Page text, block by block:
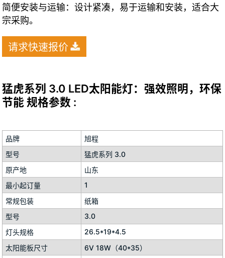
简便安装与运输：设计紧凑，易于运输和安装，适合大
宗采购。
请求快速报价
猛虎系列 3.0 LED太阳能灯：强效照明，环保
节能 规格参数 :
品牌
旭程
型号
猛虎系列 3.0
原产地
山东
最小起订量
1
常规包装
纸箱
型号
3.0
灯头规格
26.5*19*4.5
太阳能板尺寸
6V 18W（40*35）